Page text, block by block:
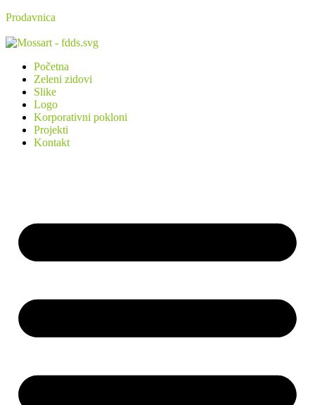
Prodavnica
Početna
Zeleni zidovi
Slike
Logo
Korporativni pokloni
Projekti
Kontakt